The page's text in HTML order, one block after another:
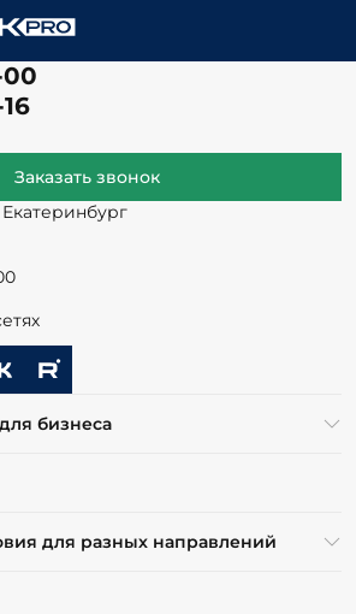
Заказать звонок
бизнеса
для разных направлений